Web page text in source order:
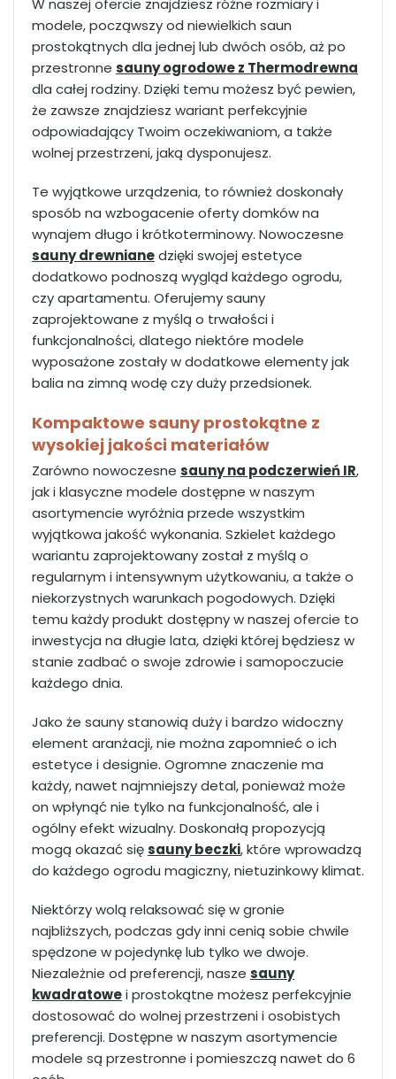
W naszej ofercie znajdziesz różne rozmiary i
modele, począwszy od niewielkich saun
prostokątnych dla jednej lub dwóch osób, aż po
przestronne sauny ogrodowe z Thermodrewna
dla całej rodziny. Dzięki temu możesz być pewien,
że zawsze znajdziesz wariant perfekcyjnie
odpowiadający Twoim oczekiwaniom, a także
wolnej przestrzeni, jaką dysponujesz.
Te wyjątkowe urządzenia, to również doskonały
sposób na wzbogacenie oferty domków na
wynajem długo i krótkoterminowy. Nowoczesne
sauny drewnianedzięki swojej estetyce
dodatkowo podnoszą wygląd każdego ogrodu,
czy apartamentu. Oferujemy sauny
zaprojektowane z myślą o trwałości i
funkcjonalności, dlatego niektóre modele
wyposażone zostały w dodatkowe elementy jak
balia na zimną wodę czy duży przedsionek.
Kompaktowe sauny prostokątne z
wysokiej jakości materiałów
Zarówno nowoczesne sauny na podczerwień IR,
jak i klasyczne modele dostępne w naszym
asortymencie wyróżnia przede wszystkim
wyjątkowa jakość wykonania. Szkielet każdego
wariantu zaprojektowany został z myślą o
regularnym i intensywnym użytkowaniu, a także o
niekorzystnych warunkach pogodowych. Dzięki
temu każdy produkt dostępny w naszej ofercie to
inwestycja na długie lata, dzięki której będziesz w
stanie zadbać o swoje zdrowie i samopoczucie
każdego dnia.
Jako że sauny stanowią duży i bardzo widoczny
element aranżacji, nie można zapomnieć o ich
estetyce i designie. Ogromne znaczenie ma
każdy, nawet najmniejszy detal, ponieważ może
on wpłynąć nie tylko na funkcjonalność, ale i
ogólny efekt wizualny. Doskonałą propozycją
mogą okazać sięsauny beczki, które wprowadzą
do każdego ogrodu magiczny, nietuzinkowy klimat.
Niektórzy wolą relaksować się w gronie
najbliższych, podczas gdy inni cenią sobie chwile
spędzone w pojedynkę lub tylko we dwoje.
Niezależnie od preferencji, nasze sauny
kwadratowei prostokątne możesz perfekcyjnie
dostosować do wolnej przestrzeni i osobistych
preferencji. Dostępne w naszym asortymencie
modele są przestronne i pomieszczą nawet do 6